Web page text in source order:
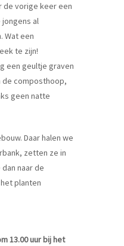
de vorige keer een
al
Wat een
te zijn!
een geultje graven
de composthoop,
geen natte
Daar halen we
zetten ze in
naar de
planten
13.00 uur bij het